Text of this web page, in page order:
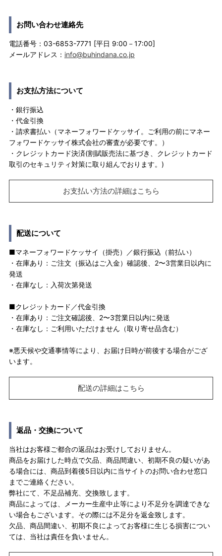
お問い合わせ連絡先
電話番号：03-6853-7771 [平日 9:00－17:00]
メールアドレス： info@buhindana.co.jp
お支払方法について
・銀行振込
・代金引換
・請求書払い（マネーフォワードケッサイ。ご利用の前にマネー
フォワードケッサイ株式会社の審査が必要です。）
・クレジットカード決済(割賦販売法に基づき、クレジットカード
取引のセキュリティ対策に取り組んでおります。)
お支払い方法の詳細はこちら
配送について
■マネーフォワードケッサイ（掛売）／銀行振込（前払い）
・在庫あり：ご注文（振込はご入金）確認後、2〜3営業日以内に
発送
・在庫なし：入荷次第発送
■クレジットカード／代金引換
・在庫あり：ご注文確認後、2〜3営業日以内に発送
・在庫なし：ご利用いただけません（取り寄せ品含む）
※悪天候や交通事情等により、お届け日時が前後する場合がござ
います。
配送の詳細はこちら
返品・交換について
当社はお客様ご都合の返品はお受けしておりません。
商品をお届けした時点で欠品、商品間違い、初期不良の疑いがあ
る場合には、商品到着後5日以内に当サイトのお問い合わせ窓口
までご連絡ください。
弊社にて、不足品補充、交換致します。
商品によっては、メーカー生産中止等により不足分を調達できな
い場合もございます。その際には不足分を返金致します。
欠品、商品間違い、初期不良によってお客様に生じる損害につい
ては、当社は責任を負いません。